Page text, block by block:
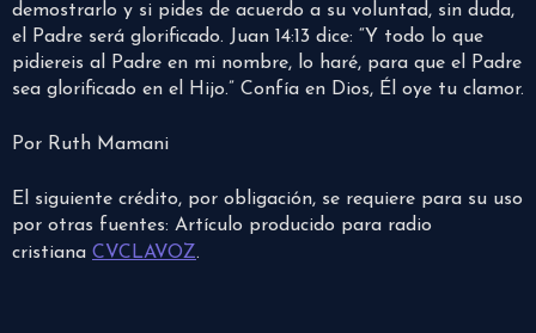
demostrarlo y si pides de acuerdo a su voluntad, sin duda,
el Padre será glorificado. Juan 14:13 dice: “Y todo lo que
pidiereis al Padre en mi nombre, lo haré, para que el Padre
sea glorificado en el Hijo.” Confía en Dios, Él oye tu clamor.
Por Ruth Mamani
El siguiente crédito, por obligación, se requiere para su uso
por otras fuentes: Artículo producido para radio
cristiana CVCLAVOZ.